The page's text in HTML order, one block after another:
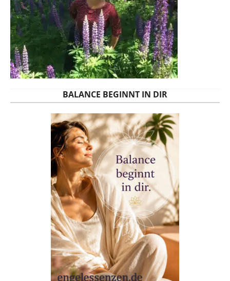
BALANCE BEGINNT IN DIR